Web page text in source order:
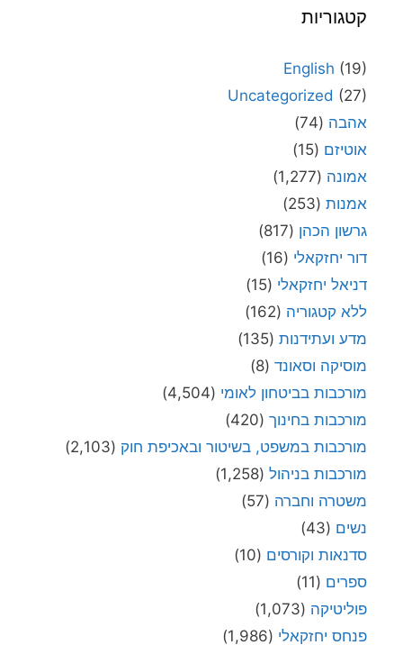
קטגוריות
English (19)
Uncategorized (27)
אהבה (74)
אוטיזם (15)
אמונה (1,277)
אמנות (253)
גרשון הכהן (817)
דור יחזקאלי (16)
דניאל יחזקאלי (15)
ללא קטגוריה (162)
מדע ועתידנות (135)
מוסיקה וסאונד (8)
מורכבות בביטחון לאומי (4,504)
מורכבות בחינוך (420)
מורכבות במשפט, בשיטור ובאכיפת חוק (2,103)
מורכבות בניהול (1,258)
משטרה וחברה (57)
נשים (43)
סדנאות וקורסים (10)
ספרים (11)
פוליטיקה (1,073)
פנחס יחזקאלי (1,986)